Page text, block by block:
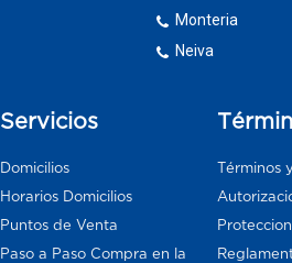
Monteria
Neiva
Servicios
Domicilios
Horarios Domicilios
Puntos de Venta
Paso a Paso Compra en la
Términos